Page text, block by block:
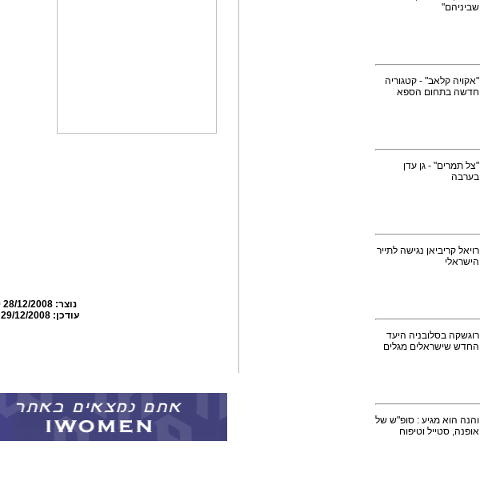
שביניהם"
"אקויה קלאב" - קטגוריה
חדשה בתחום הספא
"צל תמרים" - גן עדן
בערבה
רויאל קריביאן נגישה לתייר
הישראלי
רוגשקה בסלובניה היעד
החדש שישראלים מגלים
והנה הוא מגיע : סופ"ש של
אופנה, סטייל וטיפוח
נוצר:28/12/2008 03:01:00
עודכן:29/12/2008 11:59:00